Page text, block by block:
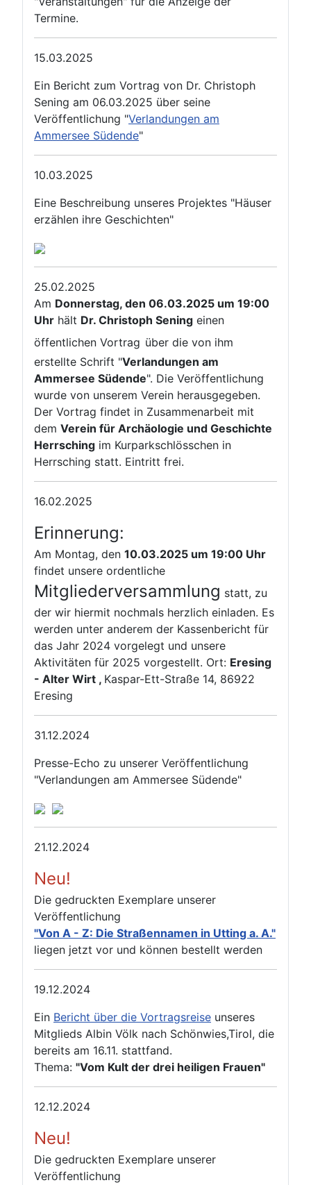
Termine.
15.03.2025
Ein Bericht zum Vortrag von Dr. Christoph
Sening am 06.03.2025 über seine
Veröffentlichung "Verlandungen am
Ammersee Südende"
10.03.2025
Eine Beschreibung unseres Projektes "Häuser
erzählen ihre Geschichten"
25.02.2025
Am Donnerstag, den 06.03.2025 um 19:00
Uhr hält Dr. Christoph Sening einen
öffentlichen Vortrag über die von ihm
erstellte Schrift "Verlandungen am
Ammersee Südende". Die Veröffentlichung
wurde von unserem Verein herausgegeben.
Der Vortrag findet in Zusammenarbeit mit
dem Verein für Archäologie und Geschichte
Herrsching im Kurparkschlösschen in
Herrsching statt. Eintritt frei.
16.02.2025
Erinnerung:
Am Montag, den 10.03.2025 um 19:00 Uhr
findet unsere ordentliche
Mitgliederversammlung statt, zu
der wir hiermit nochmals herzlich einladen. Es
werden unter anderem der Kassenbericht für
das Jahr 2024 vorgelegt und unsere
Aktivitäten für 2025 vorgestellt. Ort: Eresing
- Alter Wirt , Kaspar-Ett-Straße 14, 86922
Eresing
31.12.2024
Presse-Echo zu unserer Veröffentlichung
"Verlandungen am Ammersee Südende"
21.12.2024
Neu!
Die gedruckten Exemplare unserer
Veröffentlichung
"Von A - Z: Die Straßennamen in Utting a. A."
liegen jetzt vor und können bestellt werden
19.12.2024
Ein Bericht über die Vortragsreise unseres
Mitglieds Albin Völk nach Schönwies,Tirol, die
bereits am 16.11. stattfand.
Thema: "Vom Kult der drei heiligen Frauen"
12.12.2024
Neu!
Die gedruckten Exemplare unserer
Veröffentlichung